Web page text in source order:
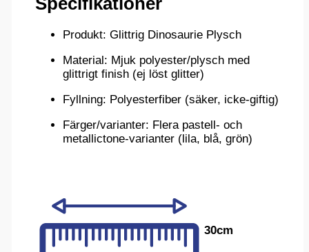
Produkt: Glittrig Dinosaurie Plysch
Material: Mjuk polyester/plysch med
glittrigt finish (ej löst glitter)
Fyllning: Polyesterfiber (säker, icke-giftig)
Färger/varianter: Flera pastell- och
metallictone-varianter (lila, blå, grön)
30cm